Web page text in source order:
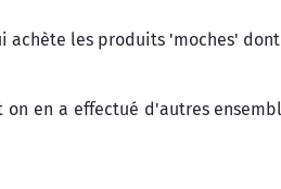
les produits 'moches'
en a effectué d'autres